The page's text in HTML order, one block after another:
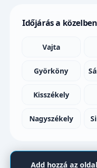
Időjárás a közelben
Vajta
Györköny
Kisszékely
Nagyszékely
Add hozzá az